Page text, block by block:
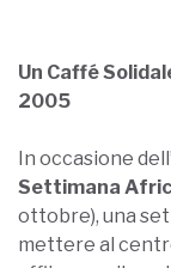
Un Caffé
2005
In occasione dell’
Settimana
ottobre), una
mettere al